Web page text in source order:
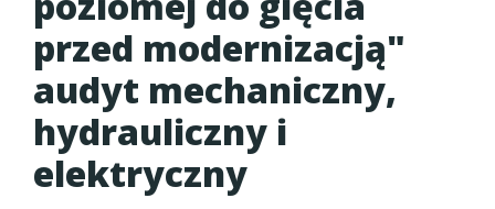
przed modernizacją"
audyt mechaniczny,
hydrauliczny i
elektryczny